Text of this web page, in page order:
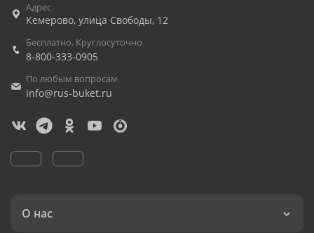
Адрес
Кемерово, улица Свободы, 12
Бесплатно. Круглосуточно
8-800-333-0905
По любым вопросам
info@rus-buket.ru
О нас